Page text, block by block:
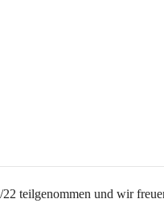
teilgenommen und wir